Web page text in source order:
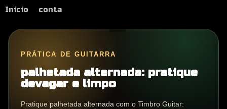
Início conta
PRÁTICA DE GUITARRA
palhetada alternada: pratique
devagar e limpo
Pratique palhetada alternada com o Timbro Guitar: